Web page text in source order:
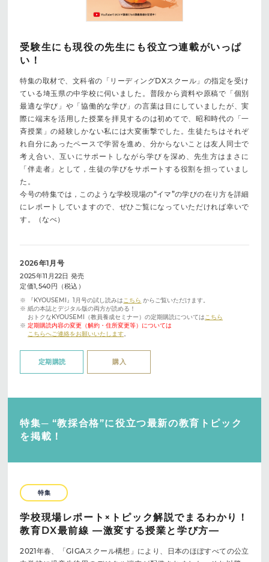
受験生にも現役の先生にも役立つ連載がいっぱ
い！
特集の取材で、文科省の「リーディングDXスクール」の指定を受け
ている埼玉県の中学校に伺いました。普段から資料や原稿で「個別
最適な学び」や「協働的な学び」の言葉は目にしていましたが、実
際に端末を活用した授業を拝見するのは初めてで、昭和時代の「一
斉授業」の経験しかない私には大変衝撃でした。生徒たちはそれぞ
れ自分にあったペースで学習を進め、分からないことは友人同士で
考え合い、互いにサポートしながら学びを深め、先生方はまさに
「伴走者」として，生徒の学びをサポートする役割を担っていまし
た。
今号の特集では，このような学校現場の“イマ”の学びの在り方を詳細
にレポートしていますので、ぜひご覧になっていただければ幸いで
す。（なべ）
2026年1月号
2025年11月22日 発売
定価1,540円（税込）
※ 『KYOUSEMI』1月号の試し読みは こちら からご覧いただけます。
※ 紙の本誌とデジタル版の両方が読める！
おトクなKYOUSEMI（教員養成セミナー）の定期購読については こちら
※定期購読内容の変更（解約・住所変更等）については
こちらへご連絡をお願いいたします
定期購読 購入
特集─ “教採合格”に役立つ最新の教育トピック
を掲載！
特集
学校現場レポート×トピック解説でまるわかり！
教育DX最前線 ―激変する授業と学び方―
2021年春、「GIGAスクール構想」により、日本のほぼすべての公立